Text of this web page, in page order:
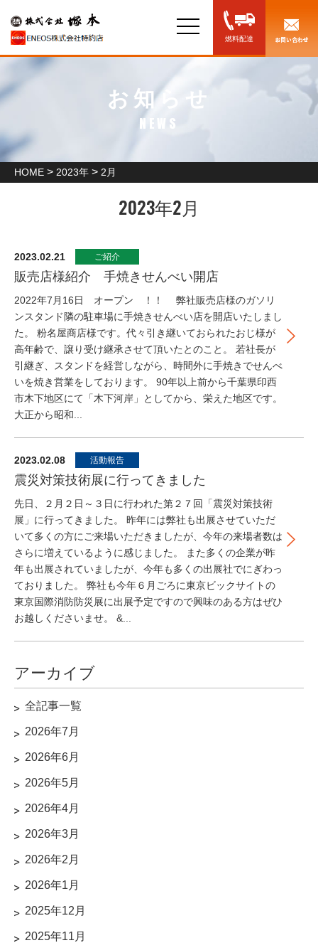
toggle
navigation燃料配達
お知らせ
NEWS
HOME > 2023年 > 2月
2023年2月
2023.02.21 ご紹介
販売店様紹介 手焼きせんべい開店
2022年7月16日 オープン ！！ 弊社販売店様のガソリ
ンスタンド隣の駐車場に手焼きせんべい店を開店いたしまし
た。 粉名屋商店様です。代々引き継いておられたおじ様が
高年齢で、譲り受け継承させて頂いたとのこと。 若社長が
引継ぎ、スタンドを経営しながら、時間外に手焼きでせんべ
いを焼き営業をしております。 90年以上前から千葉県印西
市木下地区にて「木下河岸」としてから、栄えた地区です。
大正から昭和...
2023.02.08 活動報告
震災対策技術展に行ってきました
先日、２月２日～３日に行われた第２７回「震災対策技術
展」に行ってきました。 昨年には弊社も出展させていただ
いて多くの方にご来場いただきましたが、今年の来場者数は
さらに増えているように感じました。 また多くの企業が昨
年も出展されていましたが、今年も多くの出展社でにぎわっ
ておりました。 弊社も今年６月ごろに東京ビックサイトの
東京国際消防防災展に出展予定ですので興味のある方はぜひ
お越しくださいませ。 &...
アーカイブ
全記事一覧
2026年7月
2026年6月
2026年5月
2026年4月
2026年3月
2026年2月
2026年1月
2025年12月
2025年11月